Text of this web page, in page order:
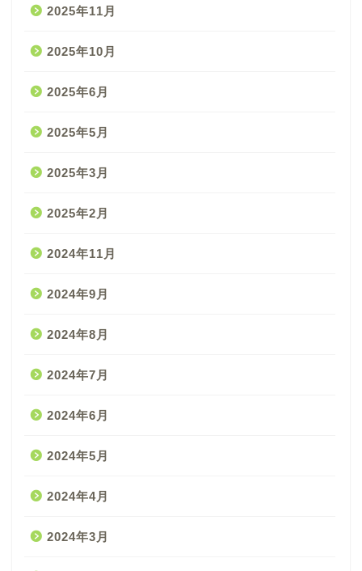
2025年11月
2025年10月
2025年6月
2025年5月
2025年3月
2025年2月
2024年11月
2024年9月
2024年8月
2024年7月
2024年6月
2024年5月
2024年4月
2024年3月